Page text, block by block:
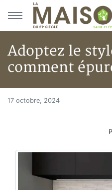
Aller au menu principal
Aller au contenu principal
Adoptez le
comment
Accueil
Adoptez le style
Adoptez le
17 octobre, 2024